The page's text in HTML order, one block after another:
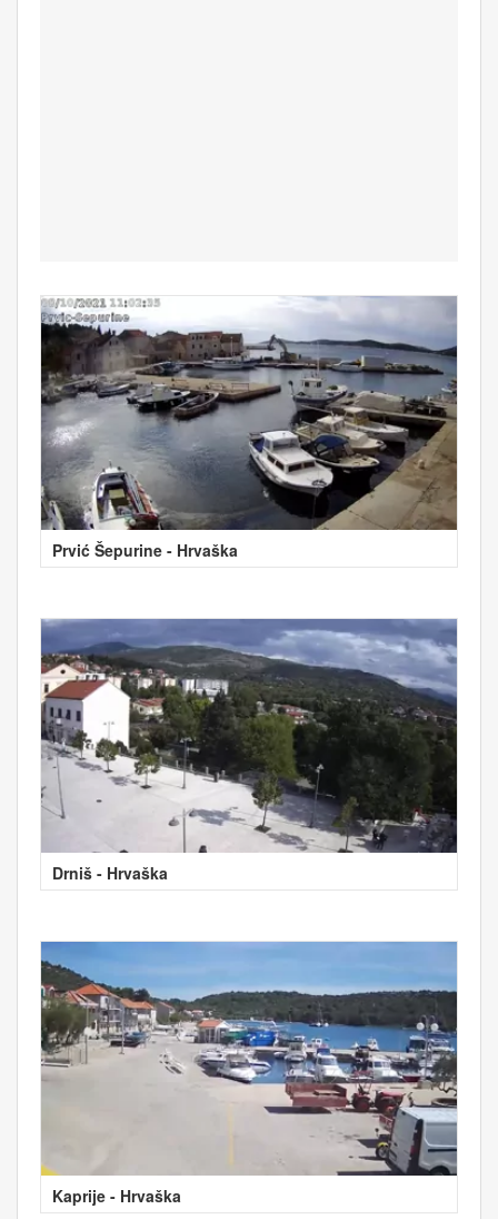
Prvić Šepurine - Hrvaška
Drniš - Hrvaška
Kaprije - Hrvaška